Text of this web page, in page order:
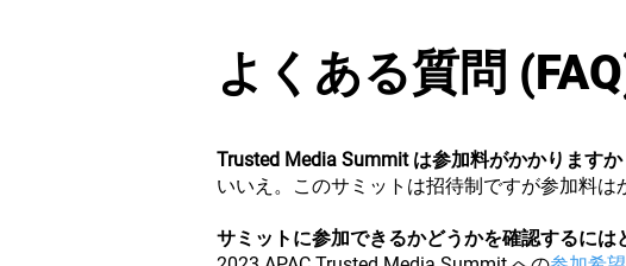
よくある質問
Trusted Media Summit は参加料がかかりますか
いいえ。このサミットは招待制ですが参加料は
サミットに参加できるかどうかを確認するには